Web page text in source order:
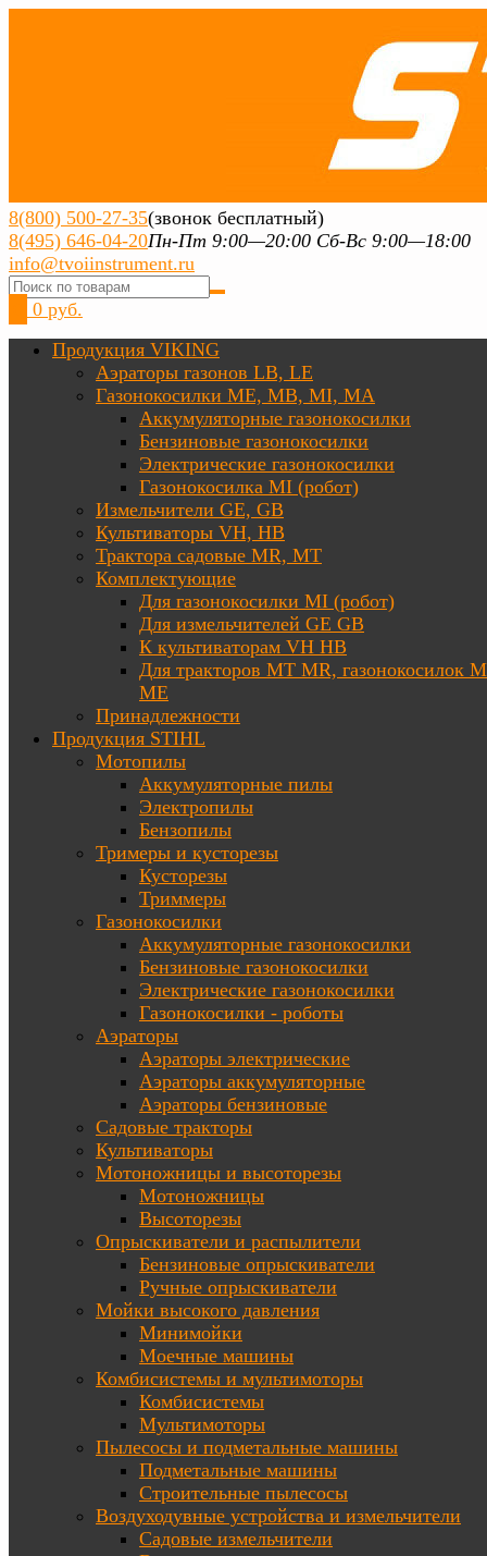
8(800) 500-27-35(звонок бесплатный)
8(495) 646-04-20Пн-Пт 9:00—20:00 Сб-Вс 9:00—18:00
info@tvoiinstrument.ru
0 руб.
Продукция VIKING
Аэраторы газонов LB, LE
Газонокосилки ME, MB, MI, MA
Аккумуляторные газонокосилки
Бензиновые газонокосилки
Электрические газонокосилки
Газонокосилка MI (робот)
Измельчители GE, GB
Культиваторы VH, HB
Трактора садовые MR, MT
Комплектующие
Для газонокосилки MI (робот)
Для измельчителей GE GB
К культиваторам VH HB
Для тракторов МТ MR, газонокосилок
ME
Принадлежности
Продукция STIHL
Мотопилы
Аккумуляторные пилы
Электропилы
Бензопилы
Тримеры и кусторезы
Кусторезы
Триммеры
Газонокосилки
Аккумуляторные газонокосилки
Бензиновые газонокосилки
Электрические газонокосилки
Газонокосилки - роботы
Аэраторы
Аэраторы электрические
Аэраторы аккумуляторные
Аэраторы бензиновые
Садовые тракторы
Культиваторы
Мотоножницы и высоторезы
Мотоножницы
Высоторезы
Опрыскиватели и распылители
Бензиновые опрыскиватели
Ручные опрыскиватели
Мойки высокого давления
Минимойки
Моечные машины
Комбисистемы и мультимоторы
Комбисистемы
Мультимоторы
Пылесосы и подметальные машины
Подметальные машины
Строительные пылесосы
Воздуходувные устройства и измельчители
Садовые измельчители